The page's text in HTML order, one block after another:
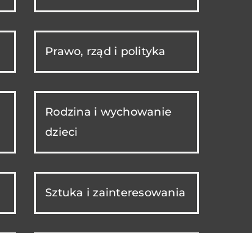
Prawo, rząd i polityka
Rodzina i wychowanie
dzieci
Sztuka i zainteresowania